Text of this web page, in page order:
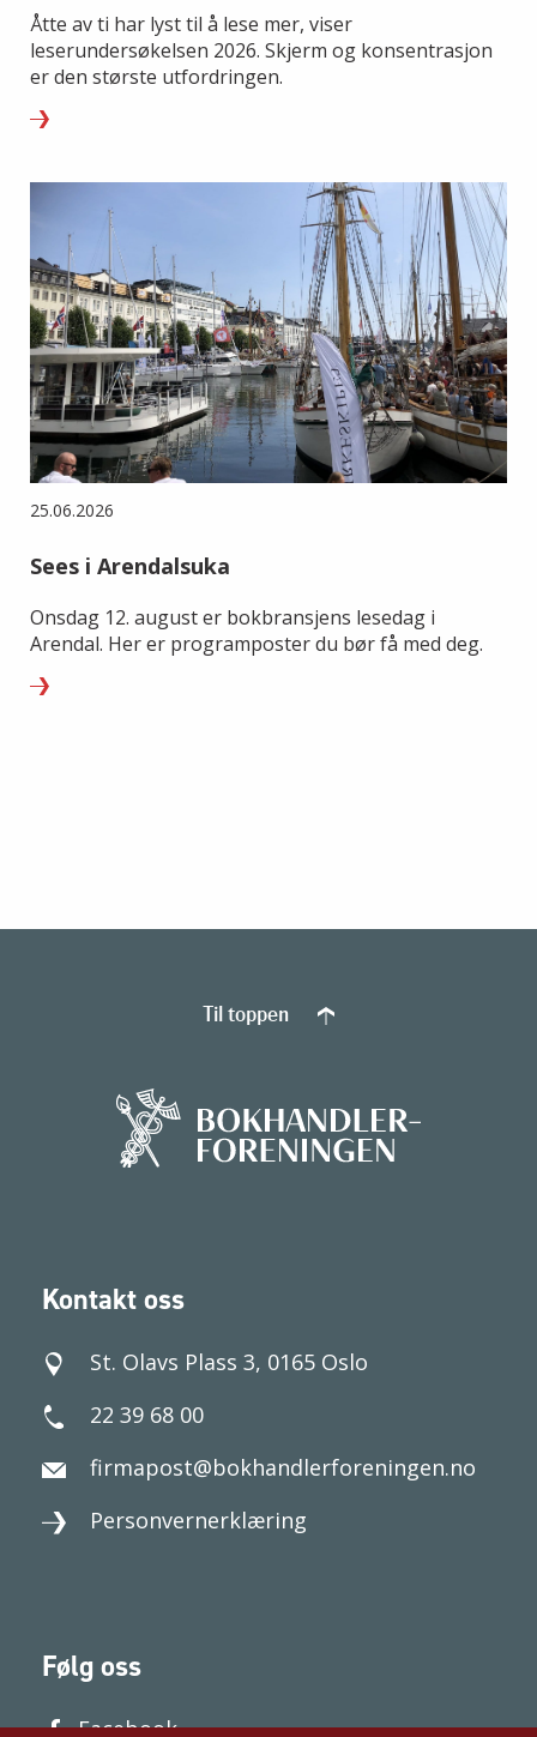
Åtte av ti har lyst til å lese mer, viser
leserundersøkelsen 2026. Skjerm og konsentrasjon
er den største utfordringen.
25.06.2026
Sees i Arendalsuka
Onsdag 12. august er bokbransjens lesedag i
Arendal. Her er programposter du bør få med deg.
Kontakt oss
St. Olavs Plass 3, 0165 Oslo
22 39 68 00
firmapost@bokhandlerforeningen.no
Personvernerklæring
Følg oss
Facebook
Til toppen